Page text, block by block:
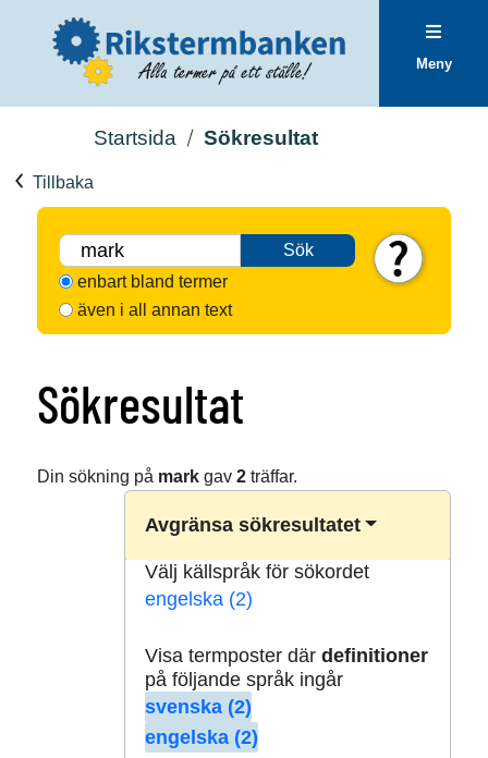
Meny
Startsida Sökresultat
Tillbaka
Sök
enbart bland termer
även i all annan text
Sökresultat
Din sökning på markgav 2träffar.
Avgränsa sökresultatet
Välj källspråk för sökordet
engelska (2)
Visa termposter där definitioner
på följande språk ingår
svenska (2)
engelska (2)